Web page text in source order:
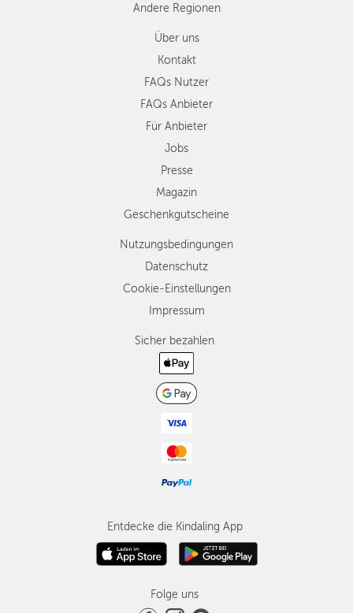
Andere Regionen
Über uns
Kontakt
FAQs Nutzer
FAQs Anbieter
Für Anbieter
Jobs
Presse
Magazin
Geschenkgutscheine
Nutzungsbedingungen
Datenschutz
Cookie-Einstellungen
Impressum
Sicher bezahlen
Entdecke die Kindaling App
Folge uns